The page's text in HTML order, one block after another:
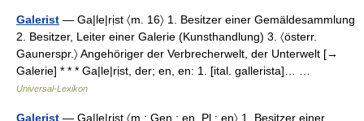
Galerist — Ga|le|rịst 〈m. 16〉 1. Besitzer einer Gemäldesammlung
2. Besitzer, Leiter einer Galerie (Kunsthandlung) 3. 〈österr.
Gaunerspr.〉 Angehöriger der Verbrecherwelt, der Unterwelt [→
Galerie] * * * Ga|le|rịst, der; en, en: 1. [ital. gallerista]… …
Universal-Lexikon
Galerist — Ga|le|rịst 〈m.; Gen.: en, Pl.: en〉 1. Besitzer einer